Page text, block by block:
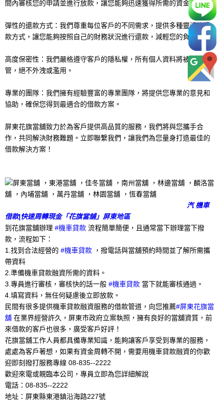
間內審核您的申請並進行放款，讓您能夠迅速獲得所需的資金。
彈性的還款方式：我們尊重每位客戶的不同需求，提供多種靈活的還
款方式，讓您能夠按照自己的財務狀況進行還款，減輕您的負擔。
高度保密性：我們嚴格遵守客戶的隱私權，所有個人資料將被妥善保
管，絕不外洩或濫用。
專業的團隊：我們擁有經驗豐富的專業團隊，將提供您專業的意見和
協助，確保您得到最適合的借款方案。
屏東花旗當舖致力於為客戶提供高品質的服務，我們將與您攜手合
作，共同解決財務難題。立即聯繫我們，讓我們為您量身打造最佳的
借款解決方案！
汽 機車
借款|快速周轉現金「花旗當舖」屏東地區
到花旗當舖辦理 #機車貸款 流程簡單簡便，且通常當下辦理當下撥
款，流程如下：
1.找到合法經營的 #機車貸款 ，撥電話與當舖預約時間並了解所需攜
帶資料
2.準備機車貸款融資所需的資料。
3.專員進行審核，審核快的話一般 #機車貸款 當下就能審核通過。
4.填寫資料，無任何疑慮後立即放款。
民間有很多提供機車貸款融資服務的借款管道，向您推薦#屏東花旗當
舖 在業界經營許久，屏東市政府立案執照，擁有良好的當舖資質，前
來借款的客戶也很多，廣受客戶好評！
花旗當舖工作人員都具備專業知識，能夠讓客戶享受到專業的服務，
處處為客戶著想，如果有資金周轉不開，需要用機車貸款融資的你歡
迎即刻撥打服務專線 08-835--2222
歡迎來電或親臨本公司，專員立即為您詳細解說
電話：08-835--2222
地址：屏東縣東港鎮沿海路227號